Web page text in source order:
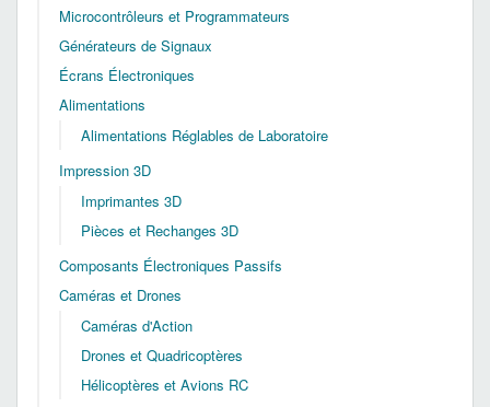
Microcontrôleurs et Programmateurs
Générateurs de Signaux
Écrans Électroniques
Alimentations
Alimentations Réglables de Laboratoire
Impression 3D
Imprimantes 3D
Pièces et Rechanges 3D
Composants Électroniques Passifs
Caméras et Drones
Caméras d'Action
Drones et Quadricoptères
Hélicoptères et Avions RC